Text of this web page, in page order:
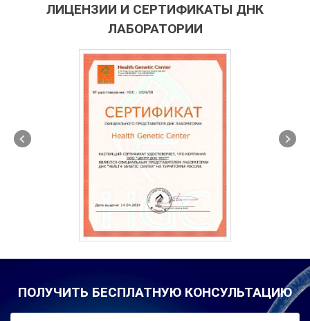
ЛИЦЕНЗИИ И СЕРТИФИКАТЫ ДНК
ЛАБОРАТОРИИ
ПОЛУЧИТЬ БЕСПЛАТНУЮ КОНСУЛЬТАЦИЮ